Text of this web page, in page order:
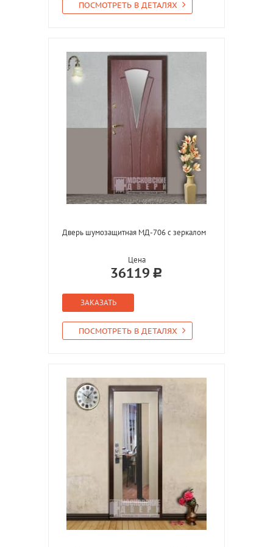
ПОСМОТРЕТЬ В ДЕТАЛЯХ
Дверь шумозащитная МД-706 с зеркалом
Цена
36119
ЗАКАЗАТЬ
ПОСМОТРЕТЬ В ДЕТАЛЯХ